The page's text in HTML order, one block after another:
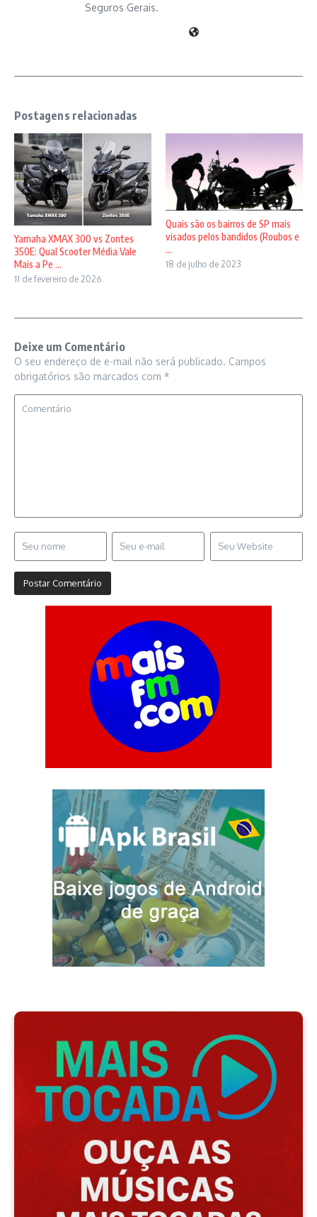
Seguros Gerais.
Postagens relacionadas
Yamaha XMAX 300 vs Zontes
350E: Qual Scooter Média Vale
Mais a Pe ...
11 de fevereiro de 2026
Quais são os bairros de SP mais
visados pelos bandidos (Roubos e
...
18 de julho de 2023
Deixe um Comentário
O seu endereço de e-mail não será publicado. Campos
obrigatórios são marcados com *